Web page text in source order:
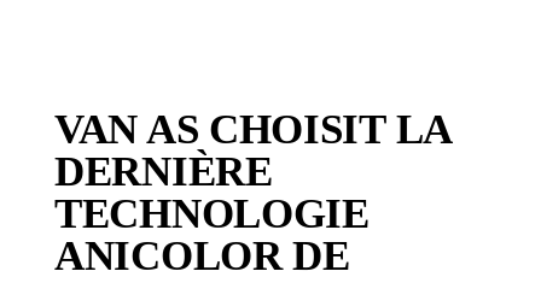
VAN AS CHOISIT LA
DERNIÈRE
TECHNOLOGIE
ANICOLOR DE